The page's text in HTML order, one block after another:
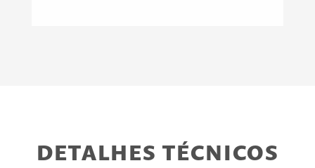
DETALHES TÉCNICOS